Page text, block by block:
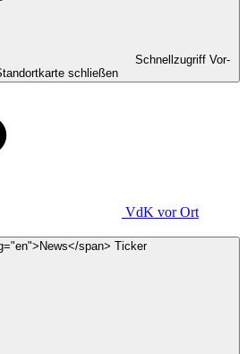
Schnellzugriff Vor-
schließen
VdK vor Ort
span> Ticker